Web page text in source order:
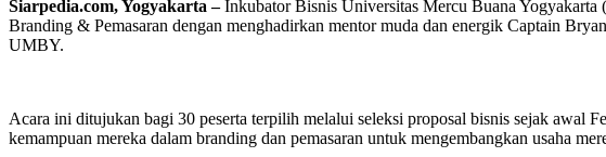
Siarpedia.com, Yogyakarta –Inkubator Bisnis Universitas Mercu Buana
Branding & Pemasaran dengan menghadirkan mentor muda dan energik Captain
UMBY.
Acara ini ditujukan bagi 30 peserta terpilih melalui seleksi proposal bisnis sejak
kemampuan mereka dalam branding dan pemasaran untuk mengembangkan usaha